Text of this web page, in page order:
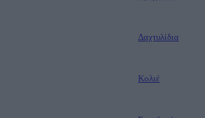
Δαχτυλίδια
Κολιέ